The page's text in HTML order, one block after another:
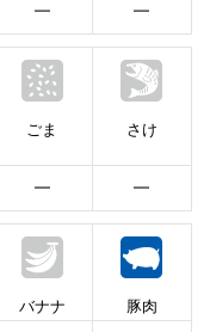
━ ━
ごま
━
さけ
━
バナナ 豚肉